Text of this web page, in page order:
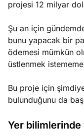
projesi 12 milyar
Şu an için
bunu yapacak bir
ödemesi mümkün
üstlenmek
Bu proje için
bulunduğunu da
Yer